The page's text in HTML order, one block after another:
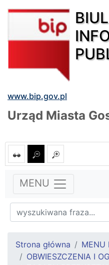
www.bip.gov.pl
Urząd Miasta
MENU
Strona główna
MENU
OBWIESZCZENIA I